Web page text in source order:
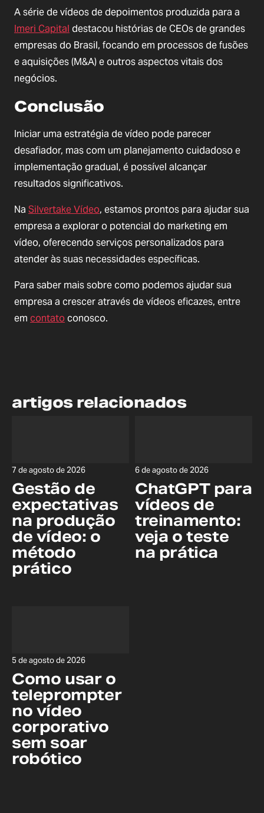
A série de vídeos de depoimentos produzida para a
Imeri Capital destacou histórias de CEOs de grandes
empresas do Brasil, focando em processos de fusões
e aquisições (M&A) e outros aspectos vitais dos
negócios.
Conclusão
Iniciar uma estratégia de vídeo pode parecer
desafiador, mas com um planejamento cuidadoso e
implementação gradual, é possível alcançar
resultados significativos.
Na Silvertake Vídeo, estamos prontos para ajudar sua
empresa a explorar o potencial do marketing em
vídeo, oferecendo serviços personalizados para
atender às suas necessidades específicas.
Para saber mais sobre como podemos ajudar sua
empresa a crescer através de vídeos eficazes, entre
em contatoconosco.
artigos relacionados
Gestão de
expectativas
na produção
de vídeo: o
método
prático
7 de agosto de 2026
ChatGPT para
vídeos de
treinamento:
veja o teste
na prática
6 de agosto de 2026
Como usar o
teleprompter
no vídeo
corporativo
sem soar
robótico
5 de agosto de 2026